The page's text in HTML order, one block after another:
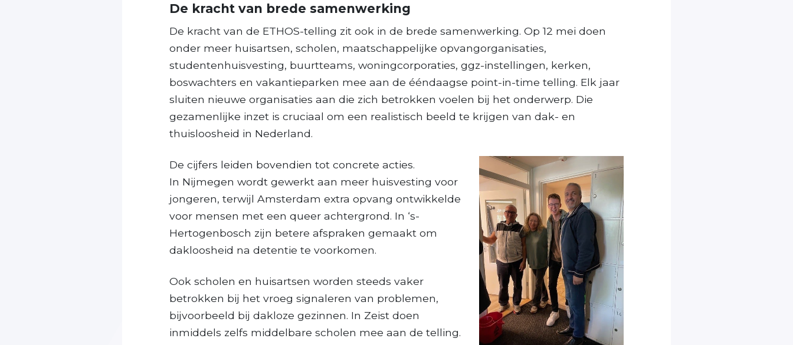
De kracht van brede samenwerking
De kracht van de ETHOS-telling zit ook in de brede samenwerking. Op 12 mei doen
onder meer huisartsen, scholen, maatschappelijke opvangorganisaties,
studentenhuisvesting, buurtteams, woningcorporaties, ggz-instellingen, kerken,
boswachters en vakantieparken mee aan de ééndaagse point-in-time telling. Elk jaar
sluiten nieuwe organisaties aan die zich betrokken voelen bij het onderwerp. Die
gezamenlijke inzet is cruciaal om een realistisch beeld te krijgen van dak- en
thuisloosheid in Nederland.
De cijfers leiden bovendien tot concrete acties.
In Nijmegen wordt gewerkt aan meer huisvesting voor
jongeren, terwijl Amsterdam extra opvang ontwikkelde
voor mensen met een queer achtergrond. In ‘s-
Hertogenbosch zijn betere afspraken gemaakt om
dakloosheid na detentie te voorkomen.
Ook scholen en huisartsen worden steeds vaker
betrokken bij het vroeg signaleren van problemen,
bijvoorbeeld bij dakloze gezinnen. In Zeist doen
inmiddels zelfs middelbare scholen mee aan de telling.